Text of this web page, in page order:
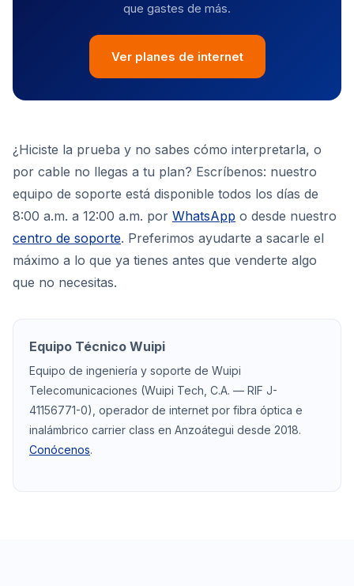
que gastes de más.
Ver planes de internet
¿Hiciste la prueba y no sabes cómo interpretarla, o
por cable no llegas a tu plan? Escríbenos: nuestro
equipo de soporte está disponible todos los días de
8:00 a.m. a 12:00 a.m. por WhatsApp o desde nuestro
centro de soporte. Preferimos ayudarte a sacarle el
máximo a lo que ya tienes antes que venderte algo
que no necesitas.
Equipo Técnico Wuipi
Equipo de ingeniería y soporte de Wuipi
Telecomunicaciones (Wuipi Tech, C.A. — RIF J-
41156771-0), operador de internet por fibra óptica e
inalámbrico carrier class en Anzoátegui desde 2018.
Conócenos.